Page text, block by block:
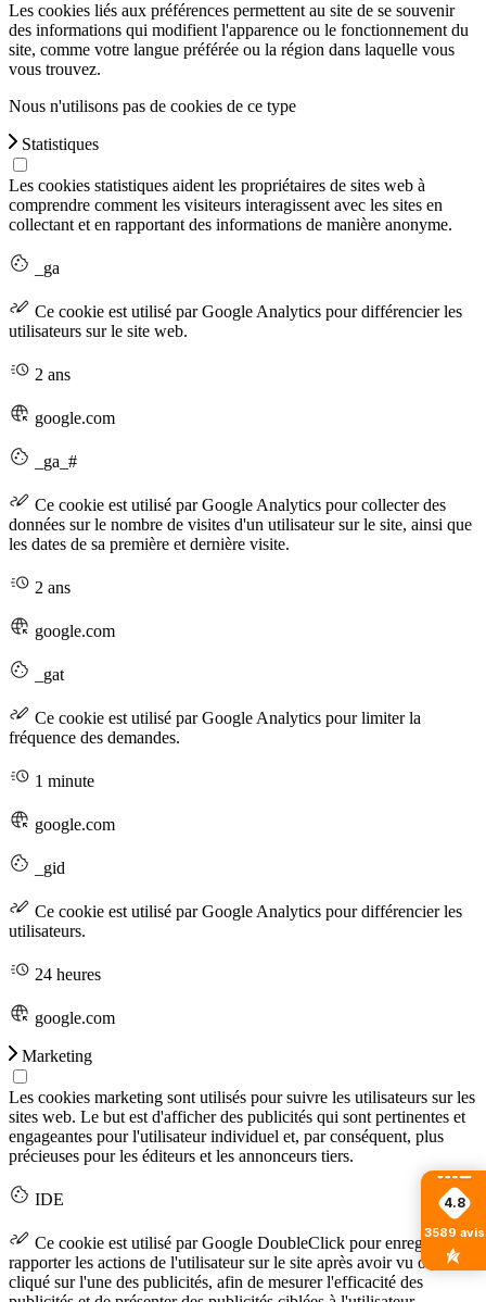
4.8
3589 avis
Les cookies liés aux préférences permettent au site de se souvenir
des informations qui modifient l'apparence ou le fonctionnement du
site, comme votre langue préférée ou la région dans laquelle vous
vous trouvez.
Nous n'utilisons pas de cookies de ce type
Statistiques
Les cookies statistiques aident les propriétaires de sites web à
comprendre comment les visiteurs interagissent avec les sites en
collectant et en rapportant des informations de manière anonyme.
_ga
Ce cookie est utilisé par Google Analytics pour différencier les
utilisateurs sur le site web.
2 ans
google.com
_ga_#
Ce cookie est utilisé par Google Analytics pour collecter des
données sur le nombre de visites d'un utilisateur sur le site, ainsi que
les dates de sa première et dernière visite.
2 ans
google.com
_gat
Ce cookie est utilisé par Google Analytics pour limiter la
fréquence des demandes.
1 minute
google.com
_gid
Ce cookie est utilisé par Google Analytics pour différencier les
utilisateurs.
24 heures
google.com
Marketing
Les cookies marketing sont utilisés pour suivre les utilisateurs sur les
sites web. Le but est d'afficher des publicités qui sont pertinentes et
engageantes pour l'utilisateur individuel et, par conséquent, plus
précieuses pour les éditeurs et les annonceurs tiers.
IDE
Ce cookie est utilisé par Google DoubleClick pour enregistrer et
rapporter les actions de l'utilisateur sur le site après avoir vu ou
cliqué sur l'une des publicités, afin de mesurer l'efficacité des